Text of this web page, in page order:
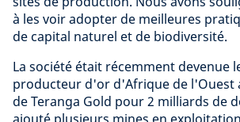
à les voir adopter de meilleures
de capital naturel et de biodiversité.
La société était récemment devenue
producteur d'or d'Afrique de l'Ouest
de Teranga Gold pour 2 milliards de